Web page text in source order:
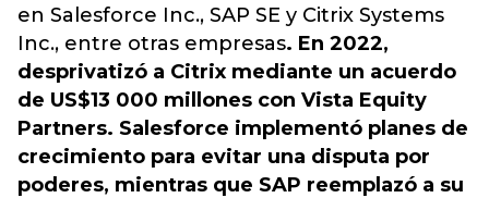
en Salesforce Inc., SAP SE y Citrix Systems
Inc., entre otras empresas. En 2022,
desprivatizó a Citrix mediante un acuerdo
de US$13 000 millones con Vista Equity
Partners. Salesforce implementó planes de
crecimiento para evitar una disputa por
poderes, mientras que SAP reemplazó a su